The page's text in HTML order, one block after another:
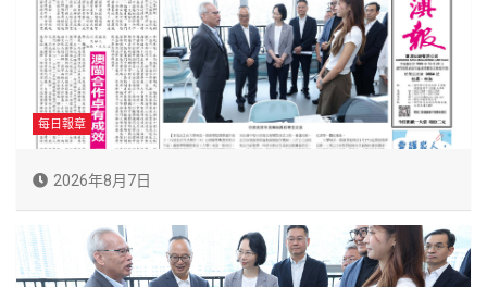
每日報章
2026年8月7日